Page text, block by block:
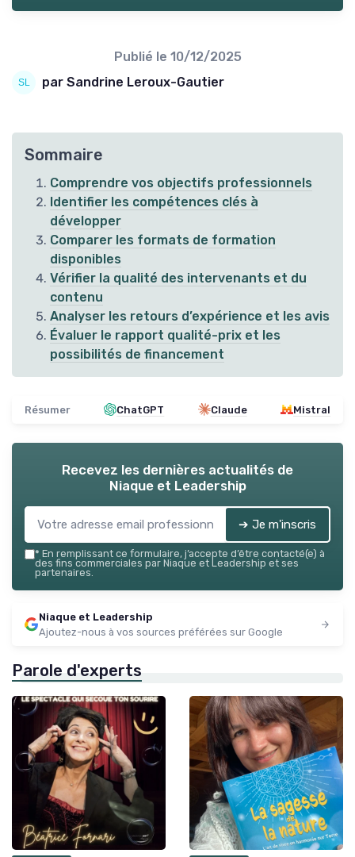
Publié le 10/12/2025
par Sandrine Leroux-Gautier
Sommaire
Comprendre vos objectifs professionnels
Identifier les compétences clés à
développer
Comparer les formats de formation
disponibles
Vérifier la qualité des intervenants et du
contenu
Analyser les retours d’expérience et les avis
Évaluer le rapport qualité-prix et les
possibilités de financement
Résumer ChatGPT Claude Mistral
Recevez les dernières actualités de
Niaque et Leadership
➔ Je m'inscris
* En remplissant ce formulaire, j’accepte d’être contacté(e) à
des fins commerciales par Niaque et Leadership et ses
partenaires.
Niaque et Leadership
Ajoutez-nous à vos sources préférées sur Google
Parole d'experts